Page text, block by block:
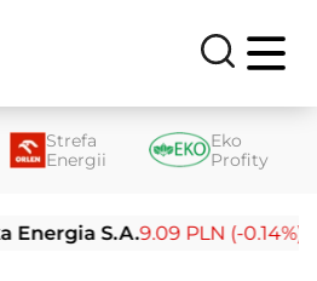
Strefa
Energii
Eko
Profity
S.A.9.09 PLN (-0.14%)